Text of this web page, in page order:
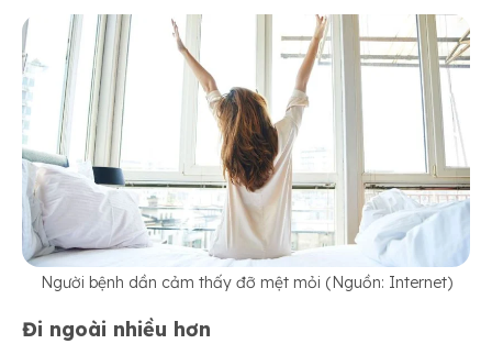
Người bệnh dần cảm thấy đỡ mệt mỏi (Nguồn: Internet)
Đi ngoài nhiều hơn